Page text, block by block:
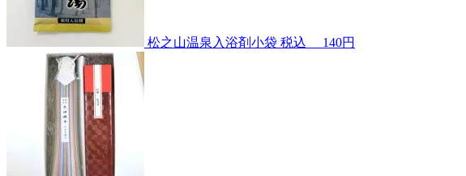
松之山温泉入浴剤小袋 税込 140円